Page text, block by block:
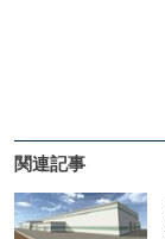
関連記事